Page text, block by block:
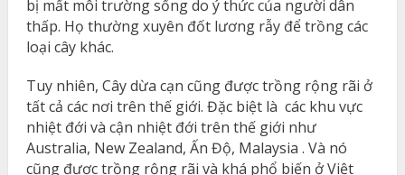
bị mất môi trường sống do ý thức của người dân
thấp. Họ thường xuyên đốt lương rẫy để trồng các
loại cây khác.
Tuy nhiên, Cây dừa cạn cũng được trồng rộng rãi ở
tất cả các nơi trên thế giới. Đặc biệt là các khu vực
nhiệt đới và cận nhiệt đới trên thế giới như
Australia, New Zealand, Ấn Độ, Malaysia . Và nó
cũng được trồng rộng rãi và khá phổ biến ở Việt